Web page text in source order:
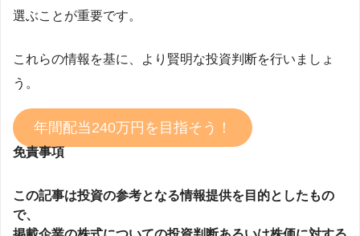
選ぶことが重要です。
これらの情報を基に、より賢明な投資判断を行いましょ
う。
年間配当240万円を目指そう！
免責事項
この記事は投資の参考となる情報提供を目的としたもの
で、